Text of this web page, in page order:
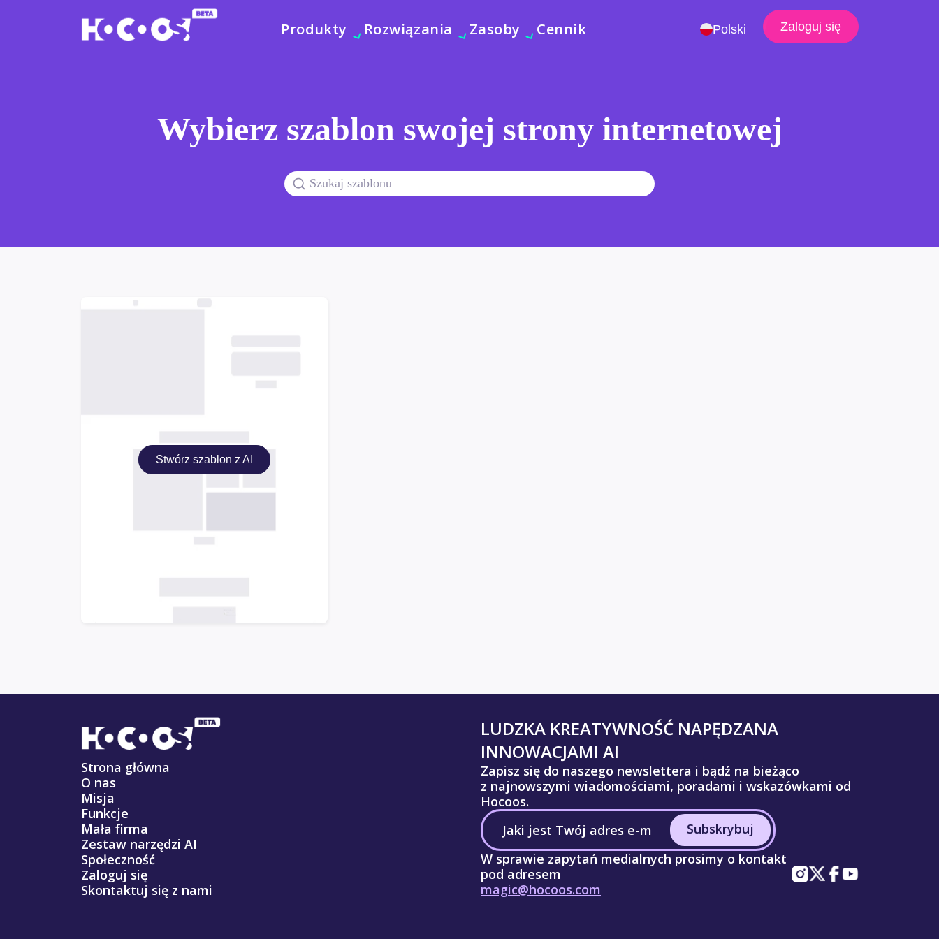
Produkty Rozwiązania Zasoby Cennik Polski Zaloguj się
Wybierz szablon swojej strony internetowej
Stwórz szablon z AI
Strona główna
O nas
Misja
Funkcje
Mała firma
Zestaw narzędzi AI
Społeczność
Zaloguj się
Skontaktuj się z nami
LUDZKA KREATYWNOŚĆ NAPĘDZANA
INNOWACJAMI AI
Zapisz się do naszego newslettera i bądź na bieżąco
z najnowszymi wiadomościami, poradami i wskazówkami od
Hocoos.
Subskrybuj
W sprawie zapytań medialnych prosimy o kontakt
pod adresem
magic@hocoos.com